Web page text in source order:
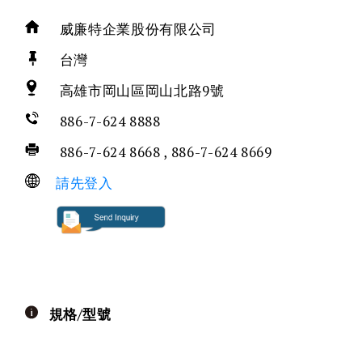
威廉特企業股份有限公司
台灣
高雄市岡山區岡山北路9號
886-7-624 8888
886-7-624 8668 , 886-7-624 8669
請先登入
規格/型號